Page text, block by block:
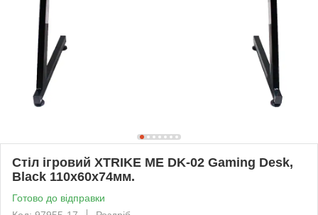
Стіл ігровий XTRIKE ME DK-02 Gaming Desk,
Black 110x60x74мм.
Готово до відправки